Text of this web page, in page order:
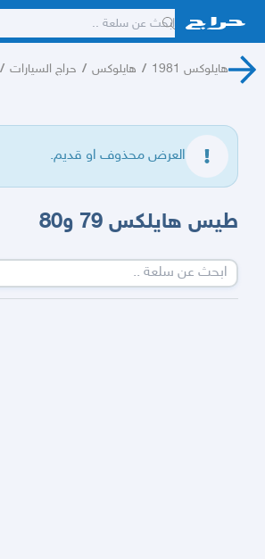
هايلوكس 1981 / هايلوكس / حراج السيارات /
العرض محذوف او قديم.
طيس هايلكس 79 و80